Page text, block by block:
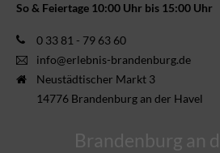
So & Feiertage 10:00 Uhr bis 15:00 Uhr
0 33 81 - 79 63 60
info@erlebnis-brandenburg.de
Neustädtischer Markt 3
14776 Brandenburg an der Havel
Brandenburg an